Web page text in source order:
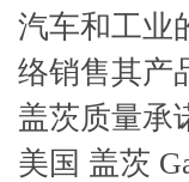
汽车和工业
络销售其产
盖茨质量承
美国 盖茨